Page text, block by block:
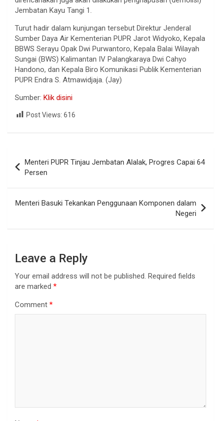
Jembatan Kayu Tangi 1.
Turut hadir dalam kunjungan tersebut Direktur Jenderal
Sumber Daya Air Kementerian PUPR Jarot Widyoko, Kepala
BBWS Serayu Opak Dwi Purwantoro, Kepala Balai Wilayah
Sungai (BWS) Kalimantan IV Palangkaraya Dwi Cahyo
Handono, dan Kepala Biro Komunikasi Publik Kementerian
PUPR Endra S. Atmawidjaja. (Jay)
Sumber: Klik disini
Post Views: 616
Menteri PUPR Tinjau Jembatan Alalak, Progres Capai 64
Persen
Menteri Basuki Tekankan Penggunaan Komponen dalam
Negeri
Leave a Reply
Your email address will not be published. Required fields
are marked *
Comment *